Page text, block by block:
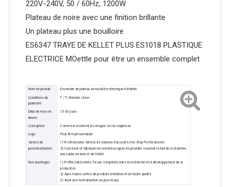
220V-240V, 50 / 60Hz, 1200W
Plateau de noire avec une finition brillante
Un plateau plus une bouilloire
ES6347 TRAYE DE KELLET PLUS ES1018 PLASTIQUE
ELECTRICE MOettle pour être un ensemble complet
Nom de produit Ensemble de plateau de bouilloire électrique hôtelière
Conditions de
paiement
T / T, Western Union
Délai de mise en
œuvre
15-30 jours
Conception Comme le montrent les images ou les exigences
Logo Peut être personnalisé
Service de
personnalisation
1) Professionnel Service de solution d'accueil à One Stop Professionnel
2) Concevoir et fabriquer de nombreux types de produits couvrant le hall de la chambre,
des salles de bain et de l'hôtel
Nos avantages
1) Profitez de bonnes forces complètes dans la recherche et le développement de la
production
2) Ayez toutes sortes de produits rentables et de haute qualité
3) Avoir une normalisation du processus